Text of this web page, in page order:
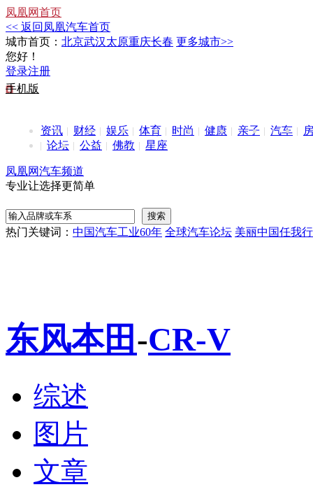
凤凰网首页
<< 返回凤凰汽车首页
城市首页： 北京武汉太原重庆长春 更多城市>>
您好！
登录注册
手机版
资讯 财经 娱乐 体育 时尚 健康 亲子 汽车
论坛
公益 佛教 星座
凤凰网汽车频道
专业让选择更简单
热门关键词： 中国汽车工业60年 全球汽车论坛 美丽中国任我行
东风本田 -CR-V
综述
图片
文章